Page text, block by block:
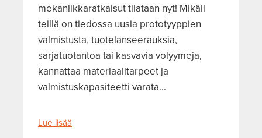
mekaniikkaratkaisut tilataan nyt! Mikäli
teillä on tiedossa uusia prototyyppien
valmistusta, tuotelanseerauksia,
sarjatuotantoa tai kasvavia volyymeja,
kannattaa materiaalitarpeet ja
valmistuskapasiteetti varata...
Lue lisää